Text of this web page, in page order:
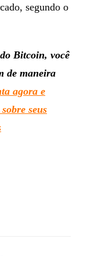
segundo o
Bitcoin, você
de maneira
agora e
seus